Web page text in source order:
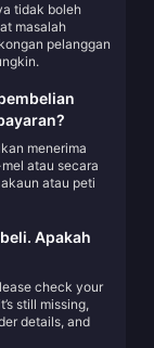
tidak boleh
masalah
pelanggan
menerima
atau secara
atau peti
Apakah
check your
still missing,
details, and